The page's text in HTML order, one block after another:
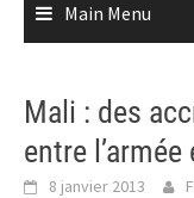
Main Menu
Mali : des
entre
8 janvier 2013